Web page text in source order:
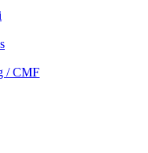
/ CMF